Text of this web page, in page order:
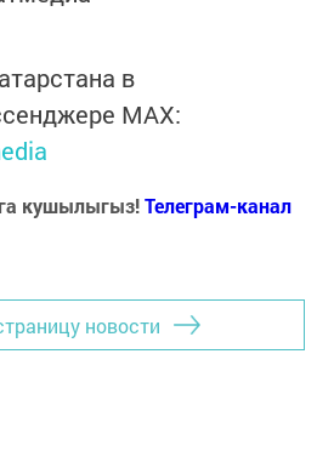
в
MАХ:
кушылыгыз!Телеграм-канал
новости